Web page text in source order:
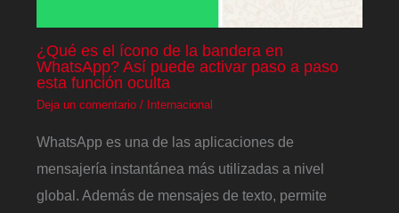
¿Qué es el ícono de la bandera en
WhatsApp? Así puede activar paso a paso
esta función oculta
Deja un comentario / Internacional
WhatsApp es una de las aplicaciones de
mensajería instantánea más utilizadas a nivel
global. Además de mensajes de texto, permite